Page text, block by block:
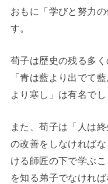
おもに「学びと努力
す。
荀子は歴史の残る多
「青は藍より出でて
より寒し」は有名でし
また、荀子は「人は
の改善をしなければ
ける師匠の下で学ぶ
を知る弟子でなけれ